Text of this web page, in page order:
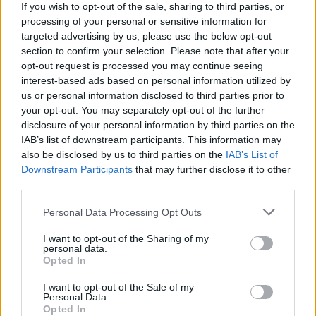
If you wish to opt-out of the sale, sharing to third parties, or
processing of your personal or sensitive information for
targeted advertising by us, please use the below opt-out
section to confirm your selection. Please note that after your
opt-out request is processed you may continue seeing
interest-based ads based on personal information utilized by
us or personal information disclosed to third parties prior to
your opt-out. You may separately opt-out of the further
disclosure of your personal information by third parties on the
IAB’s list of downstream participants. This information may
also be disclosed by us to third parties on the IAB’s List of
Downstream Participants that may further disclose it to other
Please note that this website/app uses one or more Google
not limited to your visit or usage behaviour. You may click to
grant or deny consent to Google and its third-party tags to
use your data for below specified purposes in below Google
consent section.
Personal Data Processing Opt Outs
I want to opt-out of the Sharing of my
personal data.
Opted In
I want to opt-out of the Sale of my
Personal Data.
Opted In
is megfogtam az Ilonkáét egyszer. De nem
volt jó. Olyan nedves volt. Akkor hátratörtem
a karját, mert odajött Marci. Neki azt
mondtam, hogy Ilonka elvette a vonalzómat.
Elhitte. A tanító néni sem tudja. „Az egy szép
dolog” – hajtogatja. De én megírom neki. Én
igazán láttam, hogy mekkora butaság…
És Kerekes Istvánka megírta. Később meg
soha nem értette, hogy miért nem
osztályozták le a dolgozatát. Még Kerekes
István korában sem. Visszagondolva, mindig
rosszallóan csóválta meg a fejét, a lassan
megoldhatatlanná vált problémán. Gyerekei
volt mondható, havi egy verekedéssel
tarkítva. A padon szorongó fiatalok látványa
volt is ideje kínlódni, hisz a napi tíz szövőgyári
munkaóra, s az enyhe italozás rengeteg